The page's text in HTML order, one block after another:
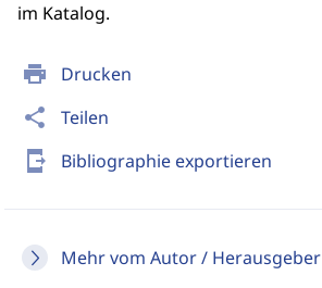
print Drucken
share Teilen
send_to_mobile Bibliographie exportieren
Mehr vom Autor / Herausgeber
im Katalog.